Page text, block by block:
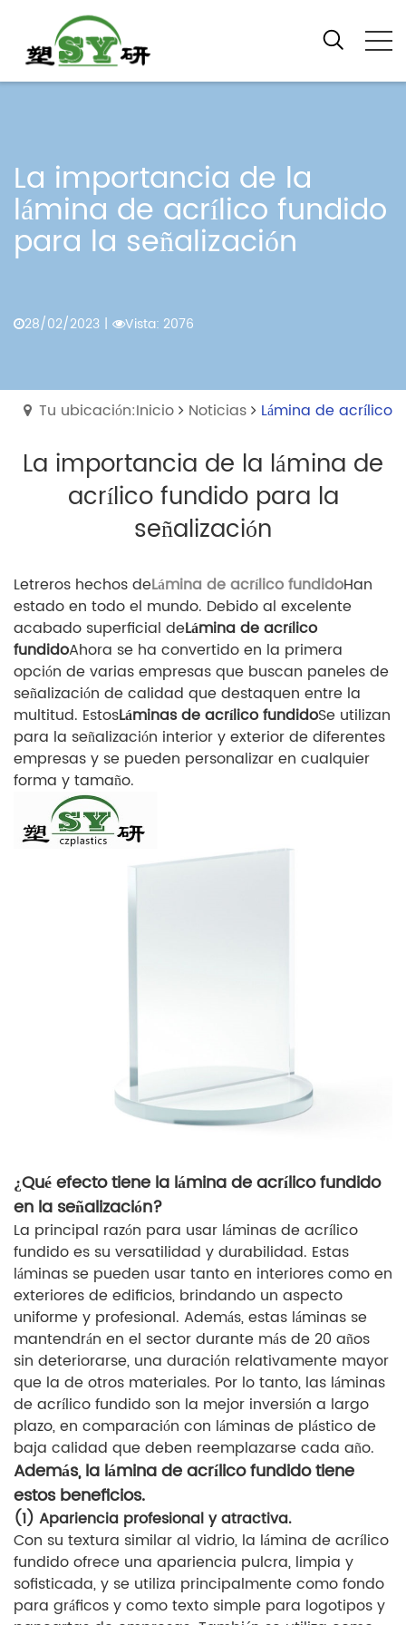
La importancia de la
lámina de acrílico fundido
para la señalización
28/02/2023 | Vista: 2076
Tu ubicación:Inicio Noticias Lámina de acrílico
La importancia de la lámina de
acrílico fundido para la
señalización
Letreros hechos deLámina de acrílico fundidoHan
estado en todo el mundo. Debido al excelente
acabado superficial deLámina de acrílico
fundidoAhora se ha convertido en la primera
opción de varias empresas que buscan paneles de
señalización de calidad que destaquen entre la
multitud. EstosLáminas de acrílico fundidoSe utilizan
para la señalización interior y exterior de diferentes
empresas y se pueden personalizar en cualquier
forma y tamaño.
¿Qué efecto tiene la lámina de acrílico fundido
en la señalización?
La principal razón para usar láminas de acrílico
fundido es su versatilidad y durabilidad. Estas
láminas se pueden usar tanto en interiores como en
exteriores de edificios, brindando un aspecto
uniforme y profesional. Además, estas láminas se
mantendrán en el sector durante más de 20 años
sin deteriorarse, una duración relativamente mayor
que la de otros materiales. Por lo tanto, las láminas
de acrílico fundido son la mejor inversión a largo
plazo, en comparación con láminas de plástico de
baja calidad que deben reemplazarse cada año.
Además, la lámina de acrílico fundido tiene
estos beneficios.
(1) Apariencia profesional y atractiva.
Con su textura similar al vidrio, la lámina de acrílico
fundido ofrece una apariencia pulcra, limpia y
sofisticada, y se utiliza principalmente como fondo
para gráficos y como texto simple para logotipos y